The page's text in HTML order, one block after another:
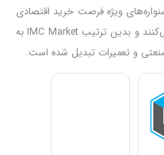
بررسی دقیق ویژگی‌های فنی
همراه باشید.
کارایی خواهد داشت. در
را ذکر خواهیم کرد.
به دو صورت تند و کند تنظیم
ویژه فرصت خرید اقتصادی
از محصولات باکیفیت را به مشتریان ارائه می‌کنند و بدین ترتیب IMC Market به
و تعمیرات تبدیل شده است.